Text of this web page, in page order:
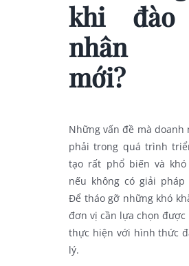
khi đào
nhân
mới?
Những vấn đề mà doanh
phải trong quá trình
tạo rất phổ biến và
nếu không có giải pháp
Để tháo gỡ những khó
đơn vị cần lựa chọn được
thực hiện với hình thức
lý.